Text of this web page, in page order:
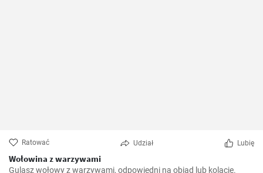
Ratować Udział Lubię
Wołowina z warzywami
Gulasz wołowy z warzywami, odpowiedni na obiad lub kolację.